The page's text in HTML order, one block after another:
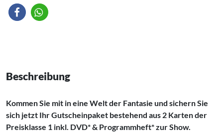
Beschreibung
Kommen Sie mit in eine Welt der Fantasie und sichern Sie
sich jetzt Ihr Gutscheinpaket bestehend aus 2 Karten der
Preisklasse 1 inkl. DVD* & Programmheft* zur Show.